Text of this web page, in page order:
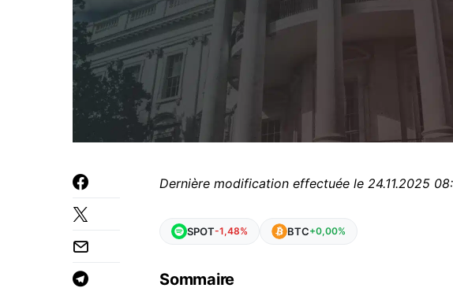
Dernière modification effectuée le 24.11.2025
SPOT-1,48% BTC+0,00%
Sommaire